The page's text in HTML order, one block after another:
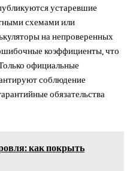
устаревшие
схемами или
на непроверенных
коэффициенты, что
официальные
соблюдение
обязательства
как покрыть